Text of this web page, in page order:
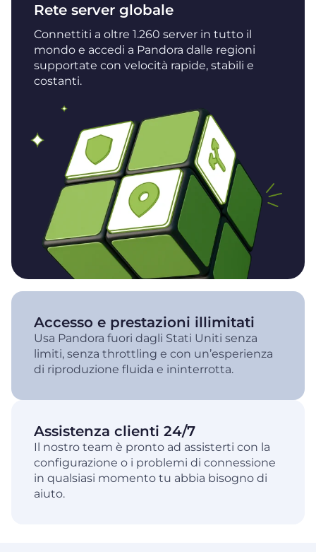
Rete server globale
Connettiti a oltre 1.260 server in tutto il
mondo e accedi a Pandora dalle regioni
supportate con velocità rapide, stabili e
costanti.
Accesso e prestazioni illimitati
Usa Pandora fuori dagli Stati Uniti senza
limiti, senza throttling e con un’esperienza
di riproduzione fluida e ininterrotta.
Assistenza clienti 24/7
Il nostro team è pronto ad assisterti con la
configurazione o i problemi di connessione
in qualsiasi momento tu abbia bisogno di
aiuto.